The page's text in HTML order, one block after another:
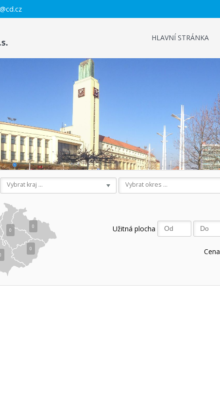
HLAVNÍ STRÁNKA
0
0
0
Vybrat kraj ... Vybrat okres ...
Užitná plocha
Cena